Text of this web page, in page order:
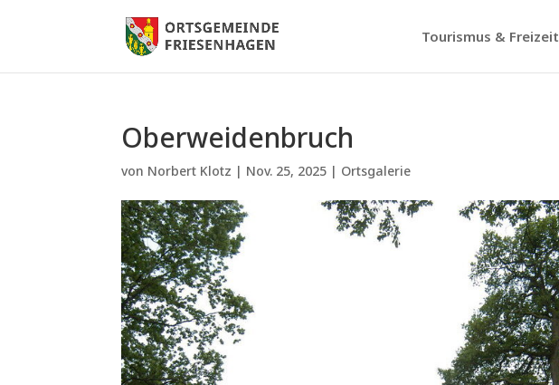
Tourismus & Freizeit
Oberweidenbruch
von Norbert Klotz | Nov. 25, 2025 | Ortsgalerie